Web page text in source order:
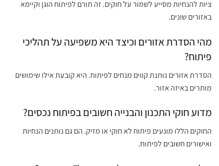
ציות להנחיות מסייע לשמור על חוקים. זה תורם לפיתוח הוגן וקיימא
באזורים שונים.
מהי הסדרת אזורים וכיצד היא משפיעה על תהליכי
פיתוח?
הסדרת אזורים נותנת קווים מנחים לפיתוח. היא קובעת אילו שימושים
מותרים באיזה אזור.
מדוע חוקי התכנון והבנייה חשובים בפיתוח נכסים?
החוקים הללו מונעים פיתוח לא חוקי או מזיק. הם גם נותנים הנחיות
ואישורים חשובים לפיתוח.